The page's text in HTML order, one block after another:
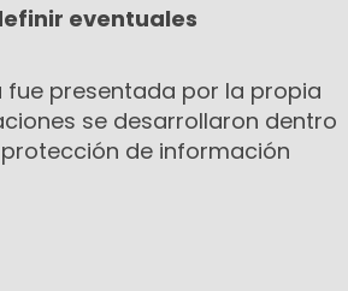
eventuales
fue presentada por la propia
se desarrollaron dentro
de información